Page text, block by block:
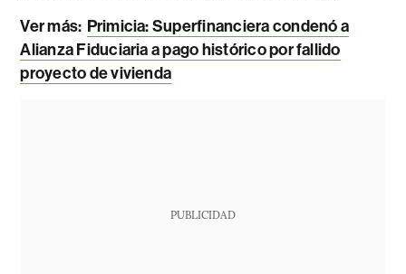
Ver más: Primicia: Superfinanciera condenó a
Alianza Fiduciaria a pago histórico por fallido
proyecto de vivienda
PUBLICIDAD